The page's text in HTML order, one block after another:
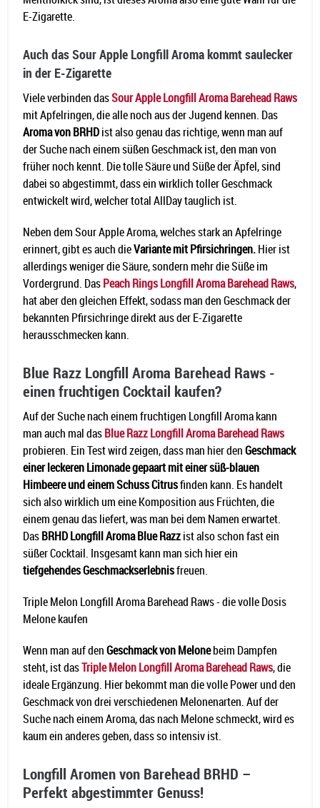
E-Zigarette.
Auch das Sour Apple Longfill Aroma kommt saulecker
in der E-Zigarette
Viele verbinden dasSour Apple Longfill Aroma Barehead Raws
mit Apfelringen, die alle noch aus der Jugend kennen. Das
Aroma von BRHDist also genau das richtige, wenn man auf
der Suche nach einem süßen Geschmack ist, den man von
früher noch kennt. Die tolle Säure und Süße der Äpfel, sind
dabei so abgestimmt, dass ein wirklich toller Geschmack
entwickelt wird, welcher total AllDay tauglich ist.
Neben dem Sour Apple Aroma, welches stark an Apfelringe
erinnert, gibt es auch dieVariante mit Pfirsichringen.Hier ist
allerdings weniger die Säure, sondern mehr die Süße im
Vordergrund. DasPeach Rings Longfill Aroma Barehead Raws,
hat aber den gleichen Effekt, sodass man den Geschmack der
bekannten Pfirsichringe direkt aus der E-Zigarette
herausschmecken kann.
Blue Razz Longfill Aroma Barehead Raws -
einen fruchtigen Cocktail kaufen?
Auf der Suche nach einem fruchtigen Longfill Aroma kann
man auch mal dasBlue Razz Longfill Aroma Barehead Raws
probieren. Ein Test wird zeigen, dass man hier denGeschmack
einer leckeren Limonade gepaart mit einer süß-blauen
Himbeere und einem Schuss Citrusfinden kann. Es handelt
sich also wirklich um eine Komposition aus Früchten, die
einem genau das liefert, was man bei dem Namen erwartet.
DasBRHD Longfill Aroma Blue Razzist also schon fast ein
süßer Cocktail. Insgesamt kann man sich hier ein
tiefgehendes Geschmackserlebnisfreuen.
Triple Melon Longfill Aroma Barehead Raws - die volle Dosis
Melone kaufen
Wenn man auf denGeschmack von Melonebeim Dampfen
steht, ist dasTriple Melon Longfill Aroma Barehead Raws, die
ideale Ergänzung. Hier bekommt man die volle Power und den
Geschmack von drei verschiedenen Melonenarten. Auf der
Suche nach einem Aroma, das nach Melone schmeckt, wird es
kaum ein anderes geben, dass so intensiv ist.
Longfill Aromen von Barehead BRHD –
Perfekt abgestimmter Genuss!